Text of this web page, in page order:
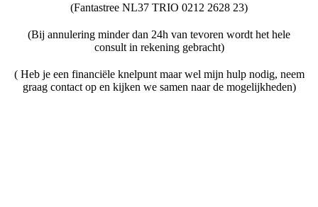
(Fantastree NL37 TRIO 0212 2628 23)
(Bij annulering minder dan 24h van tevoren wordt het hele
consult in rekening gebracht)
( Heb je een financiële knelpunt maar wel mijn hulp nodig, neem
graag contact op en kijken we samen naar de mogelijkheden)